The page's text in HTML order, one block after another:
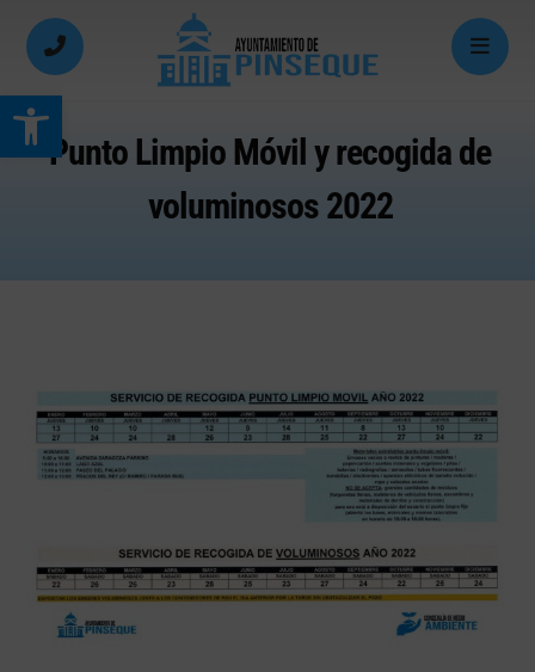
Abrir barra de herramientas
Punto Limpio Móvil y recogida de
voluminosos 2022